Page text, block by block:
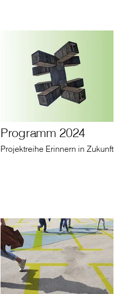
Programm 2024
Projektreihe Erinnern in Zukunft